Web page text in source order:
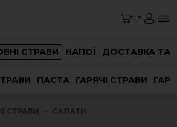
0 ₴
СТРАВИ НАПОЇ ДОСТАВКА ТА
ПАСТА ГАРЯЧІ СТРАВИ
СТРАВИ САЛАТИ